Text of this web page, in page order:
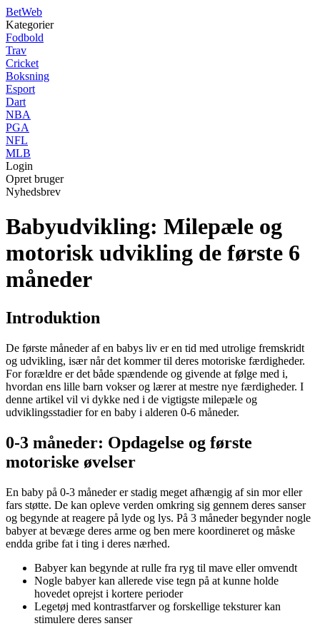
BetWeb
Kategorier
Fodbold
Trav
Cricket
Boksning
Esport
Dart
NBA
PGA
NFL
MLB
Login
Opret bruger
Nyhedsbrev
Babyudvikling: Milepæle og
motorisk udvikling de første 6
måneder
Introduktion
De første måneder af en babys liv er en tid med utrolige fremskridt
og udvikling, især når det kommer til deres motoriske færdigheder.
For forældre er det både spændende og givende at følge med i,
hvordan ens lille barn vokser og lærer at mestre nye færdigheder. I
denne artikel vil vi dykke ned i de vigtigste milepæle og
udviklingsstadier for en baby i alderen 0-6 måneder.
0-3 måneder: Opdagelse og første
motoriske øvelser
En baby på 0-3 måneder er stadig meget afhængig af sin mor eller
fars støtte. De kan opleve verden omkring sig gennem deres sanser
og begynde at reagere på lyde og lys. På 3 måneder begynder nogle
babyer at bevæge deres arme og ben mere koordineret og måske
endda gribe fat i ting i deres nærhed.
Babyer kan begynde at rulle fra ryg til mave eller omvendt
Nogle babyer kan allerede vise tegn på at kunne holde
hovedet oprejst i kortere perioder
Legetøj med kontrastfarver og forskellige teksturer kan
stimulere deres sanser